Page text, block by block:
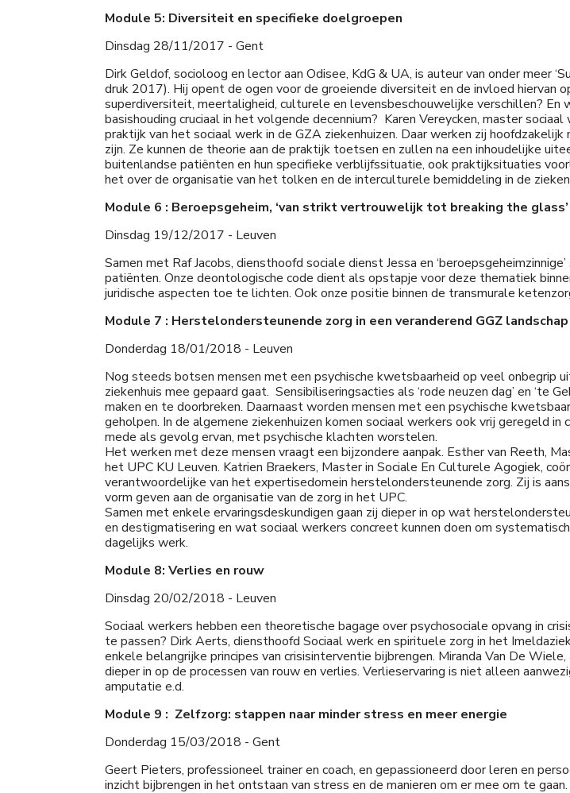
Module 5: Diversiteit en specifieke doelgroepen
Dinsdag 28/11/2017 - Gent
Dirk Geldof, socioloog en lector aan Odisee, KdG & UA, is auteur van onder meer
druk 2017). Hij opent de ogen voor de groeiende diversiteit en de invloed hiervan
superdiversiteit, meertaligheid, culturele en levensbeschouwelijke verschillen?
basishouding cruciaal in het volgende decennium? Karen Vereycken, master
praktijk van het sociaal werk in de GZA ziekenhuizen. Daar werken zij
zijn. Ze kunnen de theorie aan de praktijk toetsen en zullen na een inhoudelijke
buitenlandse patiënten en hun specifieke verblijfssituatie, ook praktijksituaties
het over de organisatie van het tolken en de interculturele bemiddeling in de
Module 6 : Beroepsgeheim, ‘van strikt vertrouwelijk tot breaking the glass’
Dinsdag 19/12/2017 - Leuven
Samen met Raf Jacobs, diensthoofd sociale dienst Jessa en
patiënten. Onze deontologische code dient als opstapje voor deze thematiek
juridische aspecten toe te lichten. Ook onze positie binnen de transmurale
Module 7 : Herstelondersteunende zorg in een veranderend GGZ landschap
Donderdag 18/01/2018 - Leuven
Nog steeds botsen mensen met een psychische kwetsbaarheid op veel onbegrip
ziekenhuis mee gepaard gaat. Sensibiliseringsacties als ‘rode neuzen dag’ en ‘te
maken en te doorbreken. Daarnaast worden mensen met een psychische
geholpen. In de algemene ziekenhuizen komen sociaal werkers ook vrij geregeld
mede als gevolg ervan, met psychische klachten worstelen.
Het werken met deze mensen vraagt een bijzondere aanpak. Esther van Reeth,
het UPC KU Leuven. Katrien Braekers, Master in Sociale En Culturele Agogiek,
verantwoordelijke van het expertisedomein herstelondersteunende zorg. Zij is
vorm geven aan de organisatie van de zorg in het UPC.
Samen met enkele ervaringsdeskundigen gaan zij dieper in op wat
en destigmatisering en wat sociaal werkers concreet kunnen doen om
dagelijks werk.
Module 8: Verlies en rouw
Dinsdag 20/02/2018 - Leuven
Sociaal werkers hebben een theoretische bagage over psychosociale opvang in
te passen? Dirk Aerts, diensthoofd Sociaal werk en spirituele zorg in het
enkele belangrijke principes van crisisinterventie bijbrengen. Miranda Van De
dieper in op de processen van rouw en verlies. Verlieservaring is niet alleen
amputatie e.d.
Module 9 : Zelfzorg: stappen naar minder stress en meer energie
Donderdag 15/03/2018 - Gent
Geert Pieters, professioneel trainer en coach, en gepassioneerd door leren en
inzicht bijbrengen in het ontstaan van stress en de manieren om er mee om te